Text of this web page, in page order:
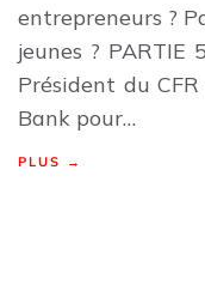
entrepreneurs ?
jeunes ? PARTIE
Président du
Bank pour…
PLUS →